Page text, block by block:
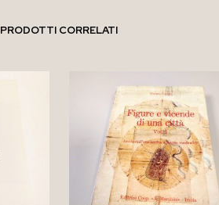
PRODOTTI CORRELATI